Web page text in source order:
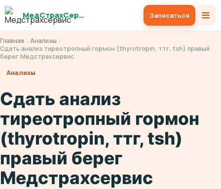
МедСтрахСервис Записаться
Главная
Анализы
Сдать анализ тиреотропный гормон (thyrotropin, ттг, tsh) правый
берег Медстрахсервис
Анализы
Сдать анализ
тиреотропный гормон
(thyrotropin, ттг, tsh)
правый берег
Медстрахсервис